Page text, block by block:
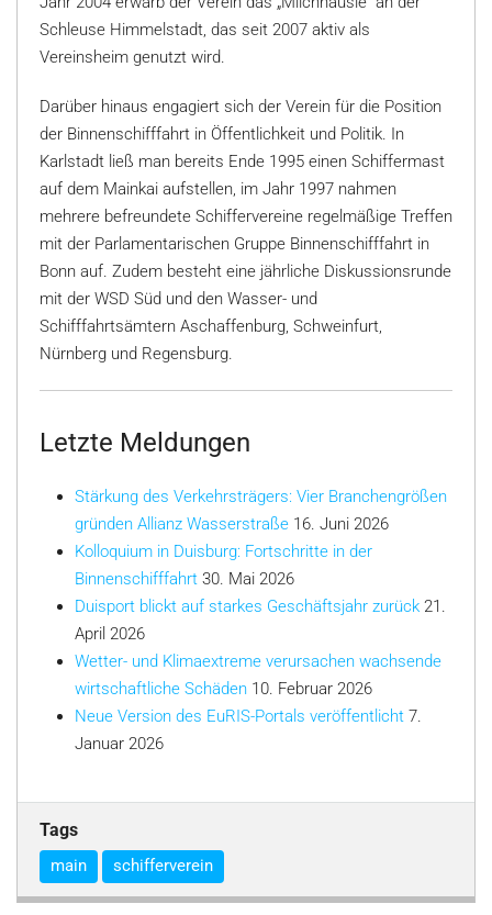
Schleuse Himmelstadt, das seit 2007 aktiv als
Vereinsheim genutzt wird.
Darüber hinaus engagiert sich der Verein für die Position
der Binnenschifffahrt in Öffentlichkeit und Politik. In
Karlstadt ließ man bereits Ende 1995 einen Schiffermast
auf dem Mainkai aufstellen, im Jahr 1997 nahmen
mehrere befreundete Schiffervereine regelmäßige Treffen
mit der Parlamentarischen Gruppe Binnenschifffahrt in
Bonn auf. Zudem besteht eine jährliche Diskussionsrunde
mit der WSD Süd und den Wasser- und
Schifffahrtsämtern Aschaffenburg, Schweinfurt,
Nürnberg und Regensburg.
Letzte Meldungen
Stärkung des Verkehrsträgers: Vier Branchengrößen
gründen Allianz Wasserstraße 16. Juni 2026
Kolloquium in Duisburg: Fortschritte in der
Binnenschifffahrt 30. Mai 2026
Duisport blickt auf starkes Geschäftsjahr zurück 21.
April 2026
Wetter- und Klimaextreme verursachen wachsende
wirtschaftliche Schäden 10. Februar 2026
Neue Version des EuRIS-Portals veröffentlicht 7.
Januar 2026
Tags
main schifferverein